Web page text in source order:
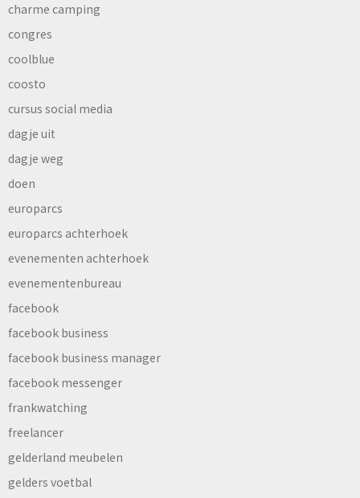
charme camping
congres
coolblue
coosto
cursus social media
dagje uit
dagje weg
doen
europarcs
europarcs achterhoek
evenementen achterhoek
evenementenbureau
facebook
facebook business
facebook business manager
facebook messenger
frankwatching
freelancer
gelderland meubelen
gelders voetbal